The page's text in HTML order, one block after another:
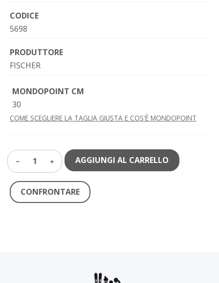
CODICE
5698
PRODUTTORE
FISCHER
MONDOPOINT CM
30
COME SCEGLIERE LA TAGLIA GIUSTA E COS'È MONDOPOINT
1 AGGIUNGI AL CARRELLO
CONFRONTARE